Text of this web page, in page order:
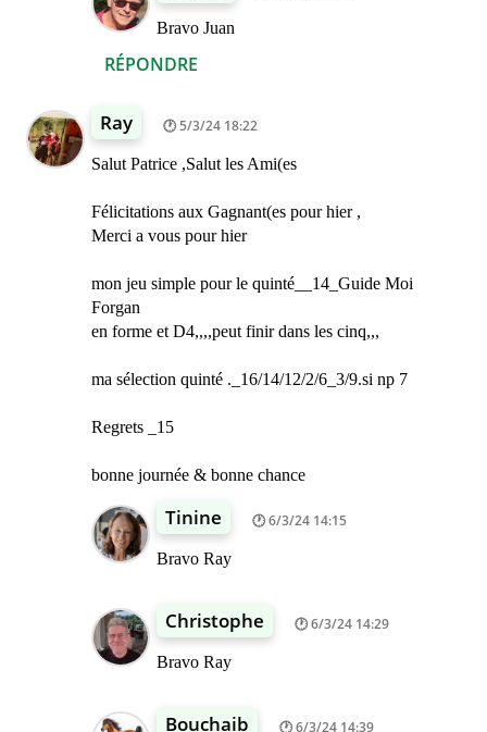
RÉPONDRE
Bravo Juan
Ray 5/3/24 18:22
Salut Patrice ,Salut les Ami(es
Félicitations aux Gagnant(es pour hier ,
Merci a vous pour hier
mon jeu simple pour le quinté__14_Guide Moi
Forgan
en forme et D4,,,,peut finir dans les cinq,,,
ma sélection quinté ._16/14/12/2/6_3/9.si np 7
Regrets _15
bonne journée & bonne chance
Tinine 6/3/24 14:15
Bravo Ray
Christophe 6/3/24 14:29
Bravo Ray
Bouchaib 6/3/24 14:39